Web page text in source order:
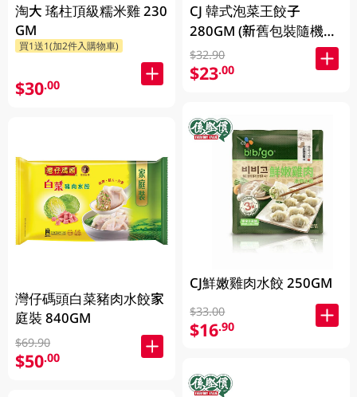
淘大 瑤柱頂級糯米雞 230
GM
買1送1(加2件入購物車)
$30.00
灣仔碼頭白菜豬肉水餃家
庭裝 840GM
$69.90
$50.00
CJ 韓式泡菜王餃子
280GM (新舊包裝隨機發
貨)
$32.90
$23.00
CJ鮮嫩雞肉水餃 250GM
$33.00
$16.90